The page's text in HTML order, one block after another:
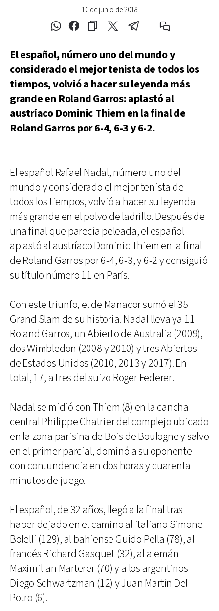
10 de junio de 2018
El español, número uno del mundo y
considerado el mejor tenista de todos los
tiempos, volvió a hacer su leyenda más
grande en Roland Garros: aplastó al
austríaco Dominic Thiem en la final de
Roland Garros por 6-4, 6-3 y 6-2.
El español Rafael Nadal, número uno del
mundo y considerado el mejor tenista de
todos los tiempos, volvió a hacer su leyenda
más grande en el polvo de ladrillo. Después de
una final que parecía peleada, el español
aplastó al austríaco Dominic Thiem en la final
de Roland Garros por 6-4, 6-3, y 6-2 y consiguió
su título número 11 en París.
Con este triunfo, el de Manacor sumó el 35
Grand Slam de su historia. Nadal lleva ya 11
Roland Garros, un Abierto de Australia (2009),
dos Wimbledon (2008 y 2010) y tres Abiertos
de Estados Unidos (2010, 2013 y 2017). En
total, 17, a tres del suizo Roger Federer.
Nadal se midió con Thiem (8) en la cancha
central Philippe Chatrier del complejo ubicado
en la zona parisina de Bois de Boulogne y salvo
en el primer parcial, dominó a su oponente
con contundencia en dos horas y cuarenta
minutos de juego.
El español, de 32 años, llegó a la final tras
haber dejado en el camino al italiano Simone
Bolelli (129), al bahiense Guido Pella (78), al
francés Richard Gasquet (32), al alemán
Maximilian Marterer (70) y a los argentinos
Diego Schwartzman (12) y Juan Martín Del
Potro (6).